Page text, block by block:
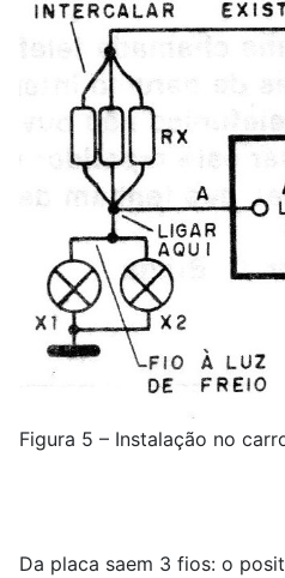
Figura 5 – Instalação no
Da placa saem 3 fios: o